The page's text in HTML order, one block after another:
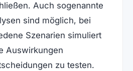
Auch sogenannte
sind möglich, bei
Szenarien simuliert
Auswirkungen
zu testen.